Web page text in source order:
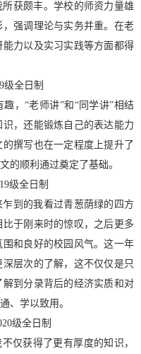
获颇丰。学校的师资力量雄
强调理论与实务并重。在老
力以及实习实践等方面都得
级全日制
趣，“老师讲”和 “同学讲”相结
，还能锻炼自己的表达能力
撰写也在一定程度上提升了
的顺利通过奠定了基础。
级全日制
到的我看过青葱荫绿的四方
于刚来时的惊叹，之后更多
和良好的校园风气。这一年
层次的了解，这不仅仅是只
到分录背后的经济实质和对
、学以致用。
级全日制
仅获得了更有厚度的知识，